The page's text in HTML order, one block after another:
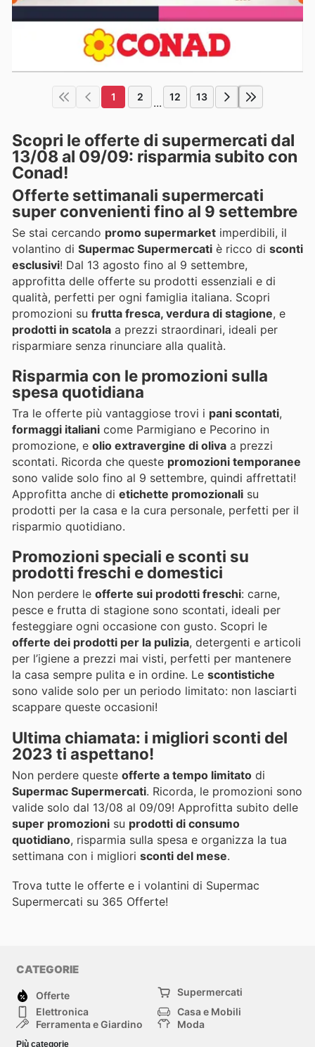
1 2 ... 12 13
Scopri le offerte di supermercati dal
13/08 al 09/09: risparmia subito con
Conad!
Offerte settimanali supermercati
super convenienti fino al 9 settembre
Se stai cercando promo supermarket imperdibili, il
volantino di Supermac Supermercati è ricco di sconti
esclusivi! Dal 13 agosto fino al 9 settembre,
approfitta delle offerte su prodotti essenziali e di
qualità, perfetti per ogni famiglia italiana. Scopri
promozioni su frutta fresca, verdura di stagione, e
prodotti in scatola a prezzi straordinari, ideali per
risparmiare senza rinunciare alla qualità.
Risparmia con le promozioni sulla
spesa quotidiana
Tra le offerte più vantaggiose trovi i pani scontati,
formaggi italiani come Parmigiano e Pecorino in
promozione, e olio extravergine di oliva a prezzi
scontati. Ricorda che queste promozioni temporanee
sono valide solo fino al 9 settembre, quindi affrettati!
Approfitta anche di etichette promozionali su
prodotti per la casa e la cura personale, perfetti per il
risparmio quotidiano.
Promozioni speciali e sconti su
prodotti freschi e domestici
Non perdere le offerte sui prodotti freschi: carne,
pesce e frutta di stagione sono scontati, ideali per
festeggiare ogni occasione con gusto. Scopri le
offerte dei prodotti per la pulizia, detergenti e articoli
per l’igiene a prezzi mai visti, perfetti per mantenere
la casa sempre pulita e in ordine. Le scontistiche
sono valide solo per un periodo limitato: non lasciarti
scappare queste occasioni!
Ultima chiamata: i migliori sconti del
2023 ti aspettano!
Non perdere queste offerte a tempo limitato di
Supermac Supermercati. Ricorda, le promozioni sono
valide solo dal 13/08 al 09/09! Approfitta subito delle
super promozioni su prodotti di consumo
quotidiano, risparmia sulla spesa e organizza la tua
settimana con i migliori sconti del mese.
Trova tutte le offerte e i volantini di Supermac
Supermercati su 365 Offerte!
CATEGORIE
Offerte
Supermercati
Elettronica
Casa e Mobili
Ferramenta e Giardino
Moda
Più categorie